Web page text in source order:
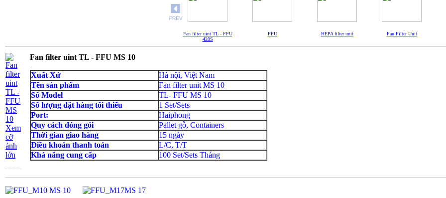
Fan filter uint TL - FFU
420S
FFU HEPA filter unit Fan Filter Unit
Xem
cỡ
ảnh
lớn
Fan filter uint TL - FFU MS 10
Xuất Xứ
Hà nội, Việt Nam
Tên sản phẩm
Fan filter unit MS 10
Số Model
TL- FFU MS 10
Số lượng đặt hàng tối thiểu
1 Set/Sets
Port:
Haiphong
Quy cách đóng gói
Pallet gỗ, Containers
Thời gian giao hàng
15 ngày
Điều khoản thanh toán
L/C, T/T
Khả năng cung cấp
100 Set/Sets Tháng
MS 10
MS 17